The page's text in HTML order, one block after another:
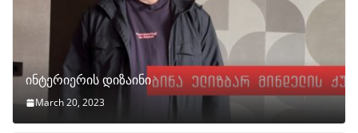
ინტერიერის დიზაინი
March 20, 2023